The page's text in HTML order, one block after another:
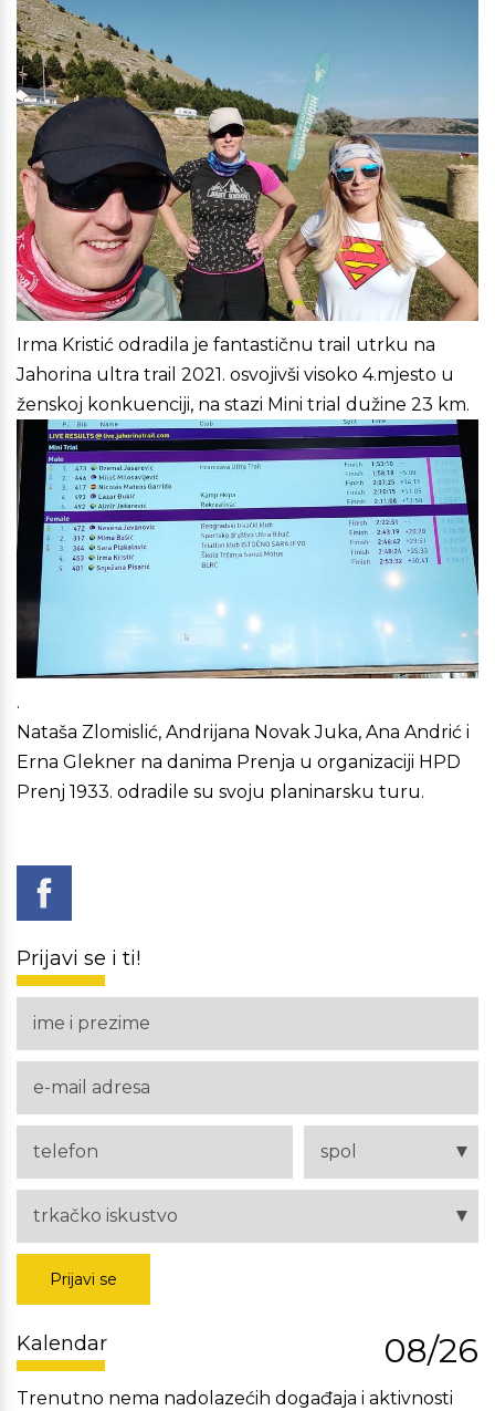
Irma Kristić odradila je fantastičnu trail utrku na
Jahorina ultra trail 2021. osvojivši visoko 4.mjesto u
ženskoj konkuenciji, na stazi Mini trial dužine 23 km.
.
Nataša Zlomislić, Andrijana Novak Juka, Ana Andrić i
Erna Glekner na danima Prenja u organizaciji HPD
Prenj 1933. odradile su svoju planinarsku turu.
Prijavi se i ti!
Prijavi se
Kalendar 08/26
Trenutno nema nadolazećih događaja i aktivnosti